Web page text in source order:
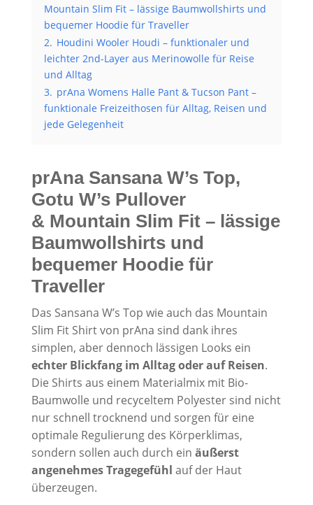
Mountain Slim Fit – lässige Baumwollshirts und
bequemer Hoodie für Traveller
2. Houdini Wooler Houdi – funktionaler und
leichter 2nd-Layer aus Merinowolle für Reise
und Alltag
3. prAna Womens Halle Pant & Tucson Pant –
funktionale Freizeithosen für Alltag, Reisen und
jede Gelegenheit
prAna Sansana W’s Top,
Gotu W’s Pullover
& Mountain Slim Fit – lässige
Baumwollshirts und
bequemer Hoodie für
Traveller
Das Sansana W’s Top wie auch das Mountain
Slim Fit Shirt von prAna sind dank ihres
simplen, aber dennoch lässigen Looks ein
echter Blickfang im Alltag oder auf Reisen.
Die Shirts aus einem Materialmix mit Bio-
Baumwolle und recyceltem Polyester sind nicht
nur schnell trocknend und sorgen für eine
optimale Regulierung des Körperklimas,
sondern sollen auch durch ein äußerst
angenehmes Tragegefühl auf der Haut
überzeugen.